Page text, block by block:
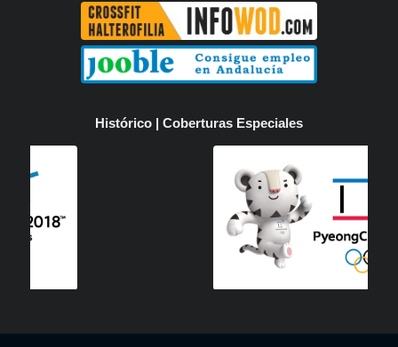
Histórico | Coberturas Especiales